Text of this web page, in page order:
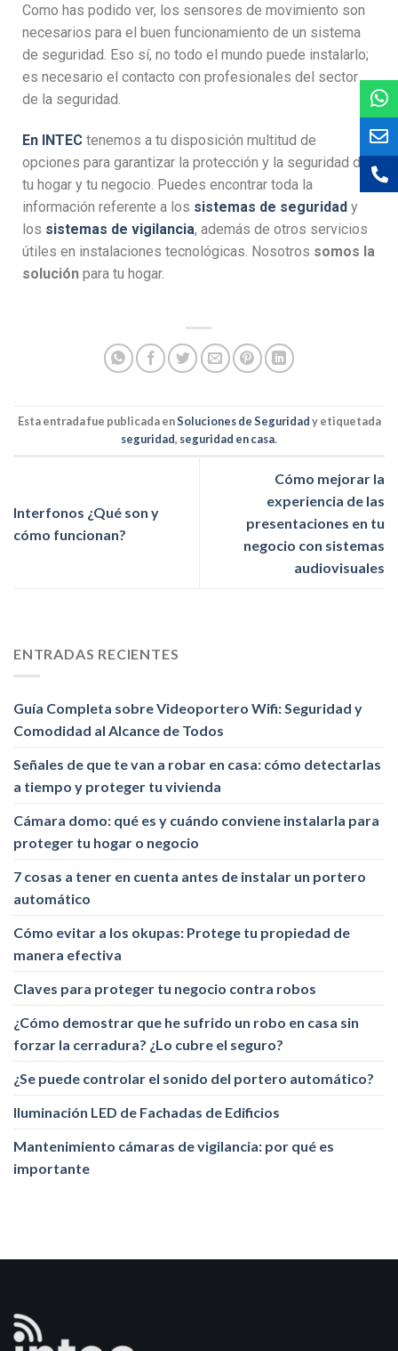
Como has podido ver, los sensores de movimiento son
necesarios para el buen funcionamiento de un sistema
de seguridad. Eso sí, no todo el mundo puede instalarlo;
es necesario el contacto con profesionales del sector
de la seguridad.
En INTEC tenemos a tu disposición multitud de
opciones para garantizar la protección y la seguridad de
tu hogar y tu negocio. Puedes encontrar toda la
información referente a los sistemas de seguridad y
los sistemas de vigilancia, además de otros servicios
útiles en instalaciones tecnológicas. Nosotros somos la
solución para tu hogar.
Esta entrada fue publicada enSoluciones de Seguridady etiquetada
seguridad, seguridad en casa.
Interfonos ¿Qué son y
cómo funcionan?
Cómo mejorar la
experiencia de las
presentaciones en tu
negocio con sistemas
audiovisuales
ENTRADAS RECIENTES
Guía Completa sobre Videoportero Wifi: Seguridad y
Comodidad al Alcance de Todos
Señales de que te van a robar en casa: cómo detectarlas
a tiempo y proteger tu vivienda
Cámara domo: qué es y cuándo conviene instalarla para
proteger tu hogar o negocio
7 cosas a tener en cuenta antes de instalar un portero
automático
Cómo evitar a los okupas: Protege tu propiedad de
manera efectiva
Claves para proteger tu negocio contra robos
¿Cómo demostrar que he sufrido un robo en casa sin
forzar la cerradura? ¿Lo cubre el seguro?
¿Se puede controlar el sonido del portero automático?
Iluminación LED de Fachadas de Edificios
Mantenimiento cámaras de vigilancia: por qué es
importante